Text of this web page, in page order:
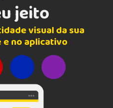
jeito
visual da sua
e no aplicativo